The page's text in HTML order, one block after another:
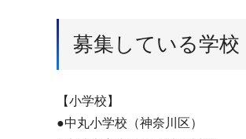
募集している学校
【小学校】
●中丸小学校（神奈川区）